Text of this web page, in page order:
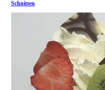
Schnitten